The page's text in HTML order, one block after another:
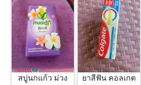
สบู่นกแก้ว ม่วง
ยาสีฟัน คอลเกต